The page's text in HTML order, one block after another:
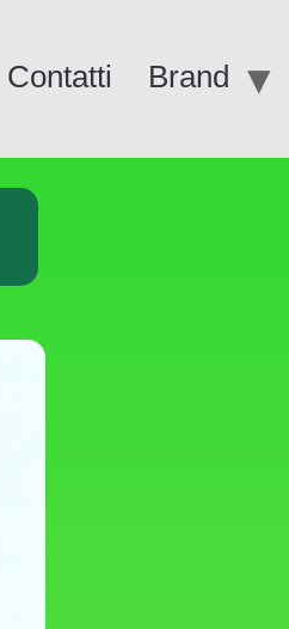
Contatti Brand